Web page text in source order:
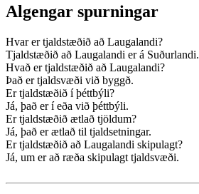
Algengar spurningar
Hvar er tjaldstæðið að Laugalandi?
Tjaldstæðið að Laugalandi er á Suðurlandi.
Hvað er tjaldstæðið að Laugalandi?
Það er tjaldsvæði við byggð.
Er tjaldstæðið í þéttbýli?
Já, það er í eða við þéttbýli.
Er tjaldstæðið ætlað tjöldum?
Já, það er ætlað til tjaldsetningar.
Er tjaldstæðið að Laugalandi skipulagt?
Já, um er að ræða skipulagt tjaldsvæði.